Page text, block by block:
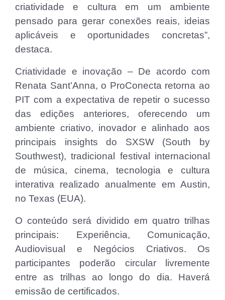
criatividade e cultura em um ambiente
pensado para gerar conexões reais, ideias
aplicáveis e oportunidades concretas”,
destaca.
Criatividade e inovação – De acordo com
Renata Sant’Anna, o ProConecta retorna ao
PIT com a expectativa de repetir o sucesso
das edições anteriores, oferecendo um
ambiente criativo, inovador e alinhado aos
principais insights do SXSW (South by
Southwest), tradicional festival internacional
de música, cinema, tecnologia e cultura
interativa realizado anualmente em Austin,
no Texas (EUA).
O conteúdo será dividido em quatro trilhas
principais: Experiência, Comunicação,
Audiovisual e Negócios Criativos. Os
participantes poderão circular livremente
entre as trilhas ao longo do dia. Haverá
emissão de certificados.